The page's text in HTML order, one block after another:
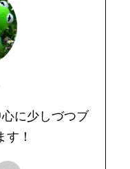
に少しづつブ
す！